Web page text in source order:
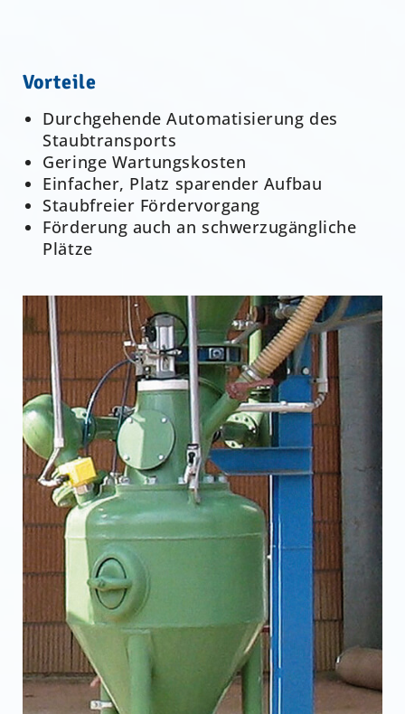
Vorteile
Durchgehende Automatisierung des
Staubtransports
Geringe Wartungskosten
Einfacher, Platz sparender Aufbau
Staubfreier Fördervorgang
Förderung auch an schwerzugängliche
Plätze